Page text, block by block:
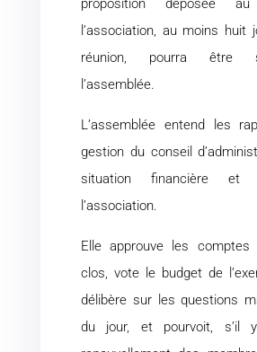
proposition déposée
l’association, au moins huit
réunion, pourra être
l’assemblée.
L’assemblée entend les
gestion du conseil
situation financière et
l’association.
Elle approuve les comptes
clos, vote le budget de
délibère sur les questions
du jour, et pourvoit, s’il